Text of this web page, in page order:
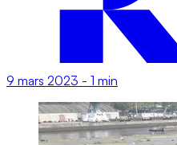
9 mars 2023 - 1 min